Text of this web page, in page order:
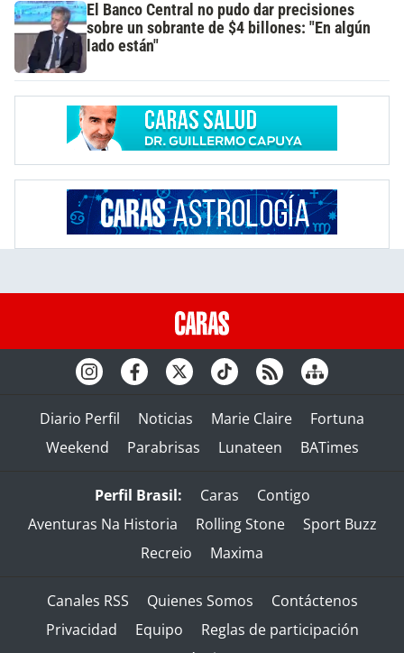
El Banco Central no pudo dar precisiones
sobre un sobrante de $4 billones: "En algún
lado están"
Diario Perfil Noticias Marie Claire
Fortuna
Weekend
Parabrisas Lunateen BATimes
Perfil Brasil: Caras
Contigo
Aventuras Na Historia
Rolling Stone
Sport Buzz
Recreio
Maxima
Canales RSS Quienes Somos
Contáctenos
Privacidad
Equipo
Reglas de participación